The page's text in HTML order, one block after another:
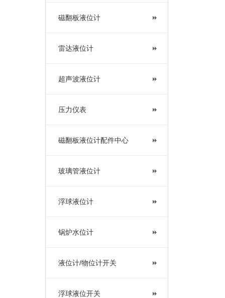
磁翻板液位计
雷达液位计
超声波液位计
压力仪表
磁翻板液位计配件中心
玻璃管液位计
浮球液位计
锅炉水位计
液位计/物位计开关
浮球液位开关